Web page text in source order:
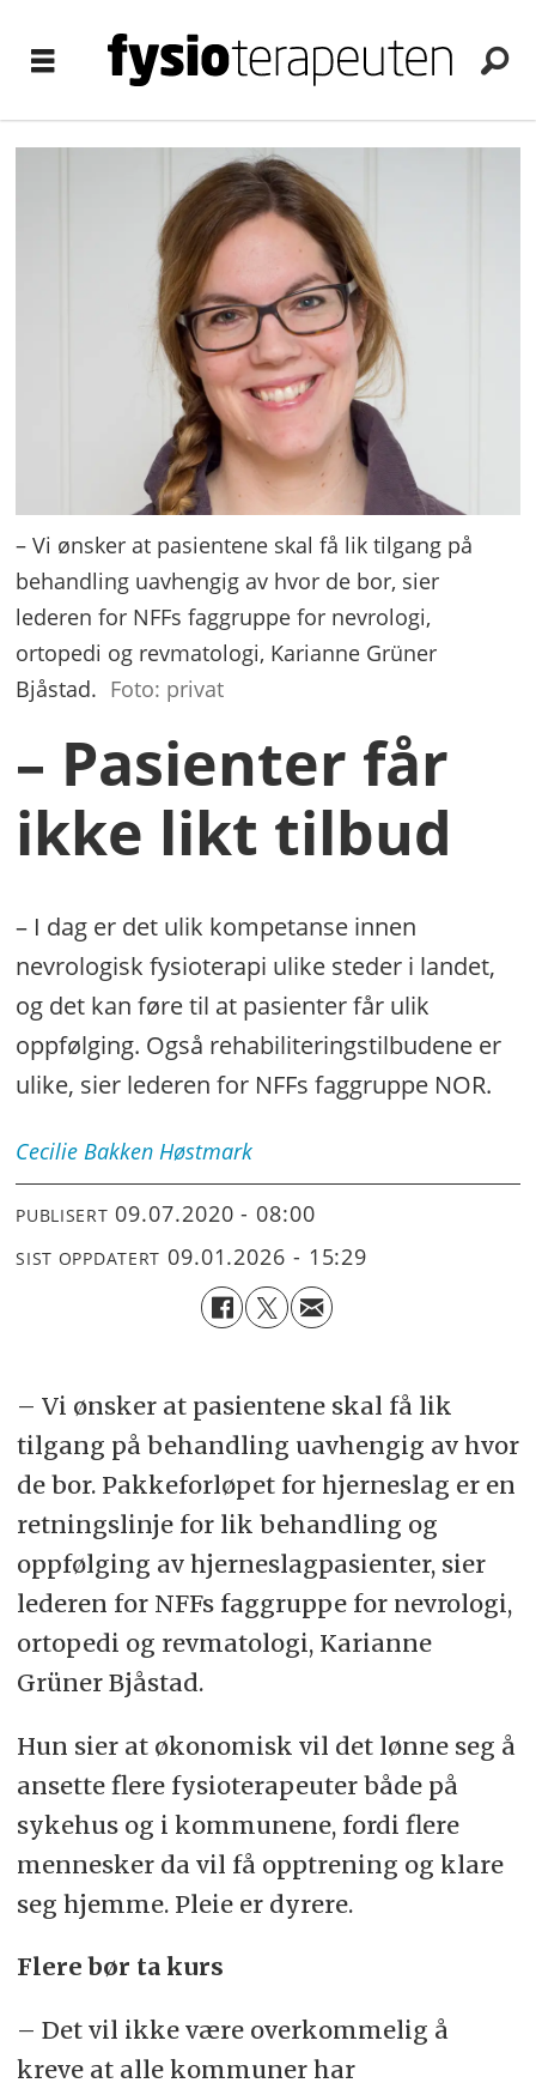
– Vi ønsker at pasientene skal få lik tilgang på
behandling uavhengig av hvor de bor, sier
lederen for NFFs faggruppe for nevrologi,
ortopedi og revmatologi, Karianne Grüner
Bjåstad. Foto: privat
– Pasienter får
ikke likt tilbud
– I dag er det ulik kompetanse innen
nevrologisk fysioterapi ulike steder i landet,
og det kan føre til at pasienter får ulik
oppfølging. Også rehabiliteringstilbudene er
ulike, sier lederen for NFFs faggruppe NOR.
Cecilie Bakken Høstmark
PUBLISERT 09.07.2020 - 08:00
SIST OPPDATERT 09.01.2026 - 15:29
– Vi ønsker at pasientene skal få lik
tilgang på behandling uavhengig av hvor
de bor. Pakkeforløpet for hjerneslag er en
retningslinje for lik behandling og
oppfølging av hjerneslagpasienter, sier
lederen for NFFs faggruppe for nevrologi,
ortopedi og revmatologi, Karianne
Grüner Bjåstad.
Hun sier at økonomisk vil det lønne seg å
ansette flere fysioterapeuter både på
sykehus og i kommunene, fordi flere
mennesker da vil få opptrening og klare
seg hjemme. Pleie er dyrere.
Flere bør ta kurs
– Det vil ikke være overkommelig å
kreve at alle kommuner har